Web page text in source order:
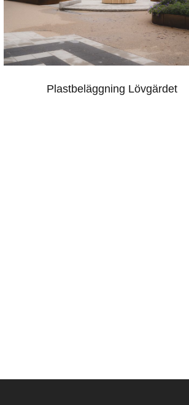
PLASTBELÄGGNING
LÖVGÄRDET
Plastbeläggning Lövgärdet